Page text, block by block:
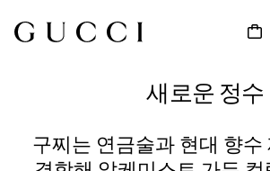
새로운 정수
구찌는 연금술과 현대 향수